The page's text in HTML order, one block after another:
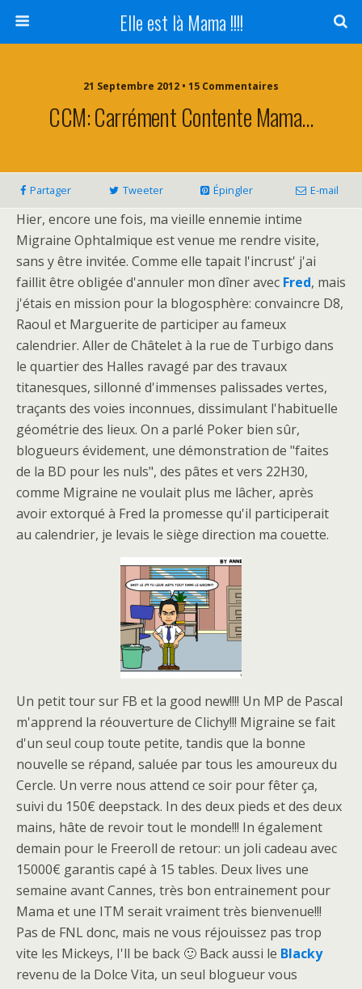
Elle est là Mama !!!!
21 Septembre 2012 • 15 Commentaires
CCM: Carrément Contente Mama…
Partager Tweeter Épingler E-mail
Hier, encore une fois, ma vieille ennemie intime
Migraine Ophtalmique est venue me rendre visite,
sans y être invitée. Comme elle tapait l'incrust' j'ai
faillit être obligée d'annuler mon dîner avec Fred, mais
j'étais en mission pour la blogosphère: convaincre D8,
Raoul et Marguerite de participer au fameux
calendrier. Aller de Châtelet à la rue de Turbigo dans
le quartier des Halles ravagé par des travaux
titanesques, sillonné d'immenses palissades vertes,
traçants des voies inconnues, dissimulant l'habituelle
géométrie des lieux. On a parlé Poker bien sûr,
blogueurs évidement, une démonstration de "faites
de la BD pour les nuls", des pâtes et vers 22H30,
comme Migraine ne voulait plus me lâcher, après
avoir extorqué à Fred la promesse qu'il participerait
au calendrier, je levais le siège direction ma couette.
Un petit tour sur FB et la good new!!!! Un MP de Pascal
m'apprend la réouverture de Clichy!!! Migraine se fait
d'un seul coup toute petite, tandis que la bonne
nouvelle se répand, saluée par tous les amoureux du
Cercle. Un verre nous attend ce soir pour fêter ça,
suivi du 150€ deepstack. In des deux pieds et des deux
mains, hâte de revoir tout le monde!!! In également
demain pour le Freeroll de retour: un joli cadeau avec
15000€ garantis capé à 15 tables. Deux lives une
semaine avant Cannes, très bon entrainement pour
Mama et une ITM serait vraiment très bienvenue!!!
Pas de FNL donc, mais ne vous réjouissez pas trop
vite les Mickeys, I'll be back 🙂 Back aussi le Blacky
revenu de la Dolce Vita, un seul blogueur vous